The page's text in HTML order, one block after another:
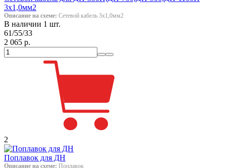
3x1,0мм2
Описание на схеме: Сетевой кабель 3x1,0мм2
В наличии 1 шт.
61/55/33
2 065 р.
2
Поплавок для ДН
Описание на схеме: Поплавок